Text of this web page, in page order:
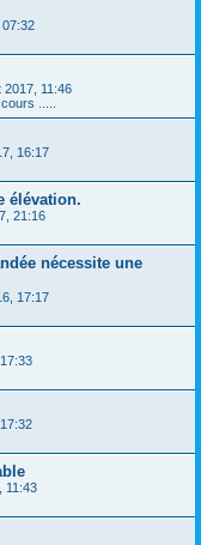
2017, 11:46
.....
16:17
élévation.
21:16
nécessite une
17:17
11:43